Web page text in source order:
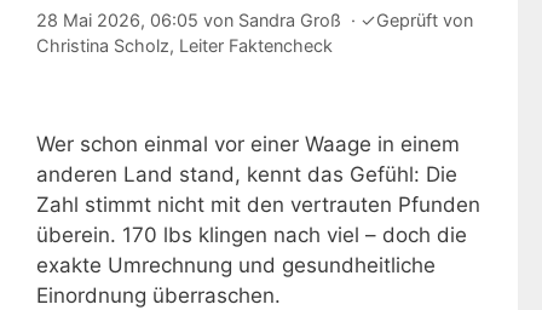
28 Mai 2026, 06:05 von Sandra Groß · ✓Geprüft von
Christina Scholz, Leiter Faktencheck
Wer schon einmal vor einer Waage in einem
anderen Land stand, kennt das Gefühl: Die
Zahl stimmt nicht mit den vertrauten Pfunden
überein. 170 lbs klingen nach viel – doch die
exakte Umrechnung und gesundheitliche
Einordnung überraschen.